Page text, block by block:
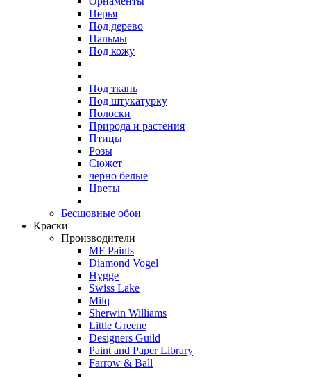
Перья
Под дерево
Пальмы
Под кожу
Под ткань
Под штукатурку
Полоски
Природа и растения
Птицы
Розы
Сюжет
черно белые
Цветы
Бесшовные обои
Краски
Производители
MF Paints
Diamond Vogel
Hygge
Swiss Lake
Milq
Sherwin Williams
Little Greene
Designers Guild
Paint and Paper Library
Farrow & Ball